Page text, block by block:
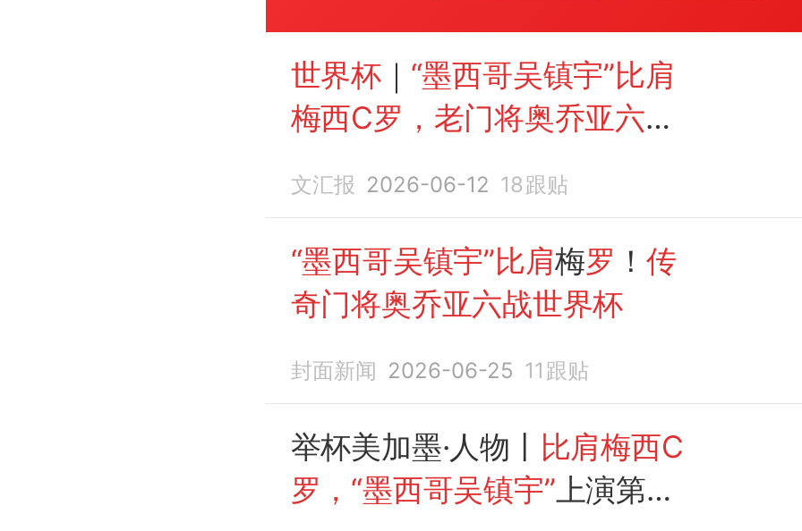
世界杯｜ “墨西哥吴镇宇”比肩
梅西C罗，老门将奥乔亚六战
文汇报 2026-06-12 18 跟贴
“墨西哥吴镇宇”比肩梅罗 ！ 传
奇门将奥乔亚六战世界杯
封面新闻 2026-06-25 11 跟贴
举杯美加墨·人物丨
比肩梅西C
罗，“墨西哥吴镇宇” 上演第六